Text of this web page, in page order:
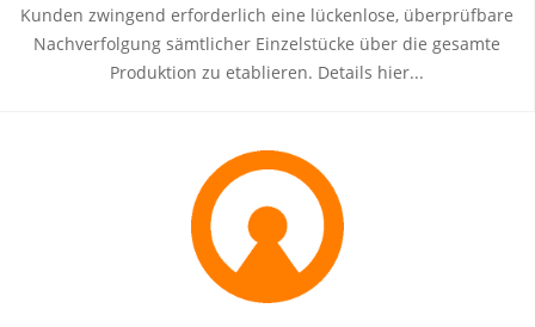
Kunden zwingend erforderlich eine lückenlose, überprüfbare
Nachverfolgung sämtlicher Einzelstücke über die gesamte
Produktion zu etablieren. Details hier...